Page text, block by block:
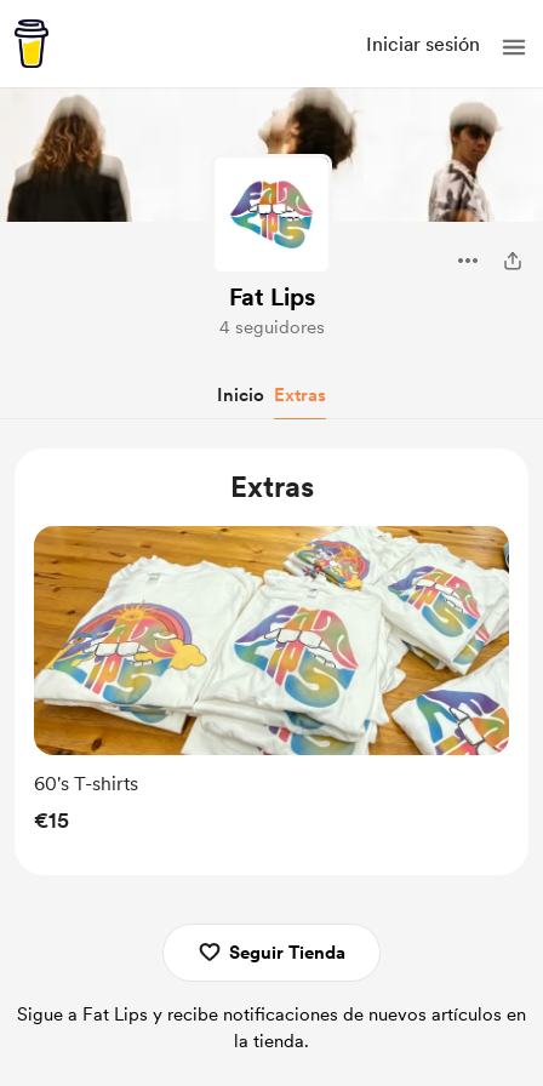
Iniciar sesión
Fat Lips
4 seguidores
Inicio Extras
Extras
60's T-shirts
€15
Seguir Tienda
Sigue a Fat Lips y recibe notificaciones de nuevos artículos en
la tienda.